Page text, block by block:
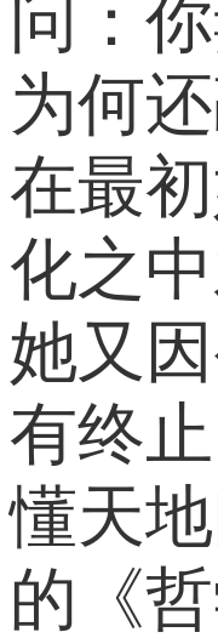
问：
为何
在最
化之
她又
有终
懂天
的《